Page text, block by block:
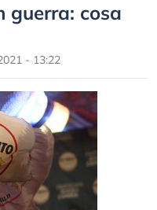
guerra: cosa
- 13:22